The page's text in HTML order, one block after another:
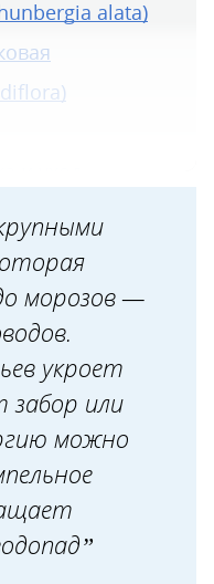
alata)
уход
и
морозов —
укроет
забор или
можно